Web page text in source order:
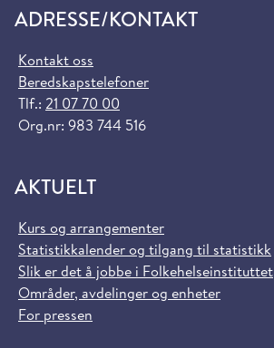
ADRESSE/KONTAKT
Kontakt oss
Beredskapstelefoner
Tlf.: 21 07 70 00
Org.nr: 983 744 516
AKTUELT
Kurs og arrangementer
Statistikkalender og tilgang til statistikk
Slik er det å jobbe i Folkehelseinstituttet
Områder, avdelinger og enheter
For pressen